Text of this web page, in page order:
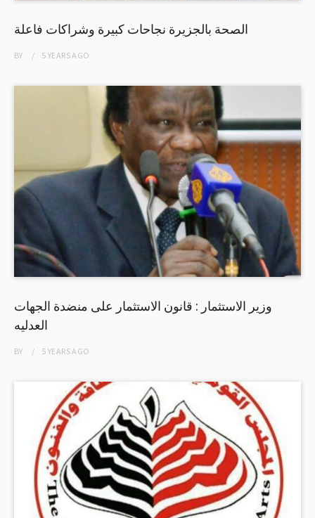
الصحة بالجزيرة نجاحات كبيرة وشراكات فاعلة
BY 5 YEARSAGO
وزير الاستثمار : قانون الاستثمار على منضدة الجهات
العدليه
BY 5 YEARSAGO